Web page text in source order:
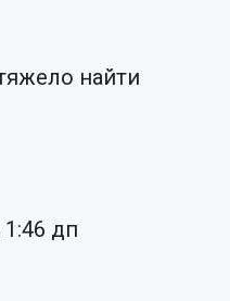
найти
дп